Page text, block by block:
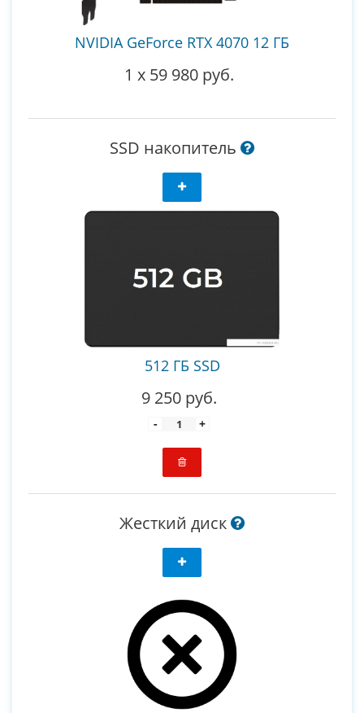
NVIDIA GeForce RTX 4070 12 ГБ
1 x 59 980 руб.
SSD накопитель
512 ГБ SSD
9 250 руб.
- +
Жесткий диск